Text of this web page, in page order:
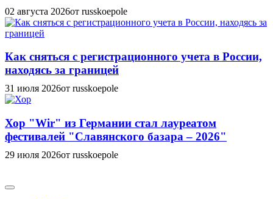
02 августа 2026от russkoepole
Как сняться с регистрационного учета в России,
находясь за границей
31 июля 2026от russkoepole
Хор "Wir" из Германии стал лауреатом
фестивалей "Славянского базара – 2026"
29 июля 2026от russkoepole